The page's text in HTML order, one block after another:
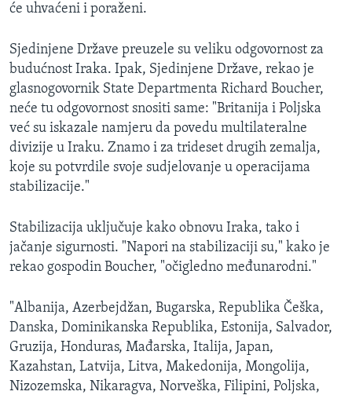
Learning English
PRATITE NAS
Jezici
će uhvaćeni i poraženi.
Sjedinjene Države preuzele su veliku odgovornost za
budućnost Iraka. Ipak, Sjedinjene Države, rekao je
glasnogovornik State Departmenta Richard Boucher,
neće tu odgovornost snositi same: "Britanija i Poljska
već su iskazale namjeru da povedu multilateralne
divizije u Iraku. Znamo i za trideset drugih zemalja,
koje su potvrdile svoje sudjelovanje u operacijama
stabilizacije."
Stabilizacija uključuje kako obnovu Iraka, tako i
jačanje sigurnosti. "Napori na stabilizaciji su," kako je
rekao gospodin Boucher, "očigledno međunarodni."
"Albanija, Azerbejdžan, Bugarska, Republika Češka,
Danska, Dominikanska Republika, Estonija, Salvador,
Gruzija, Honduras, Mađarska, Italija, Japan,
Kazahstan, Latvija, Litva, Makedonija, Mongolija,
Nizozemska, Nikaragva, Norveška, Filipini, Poljska,